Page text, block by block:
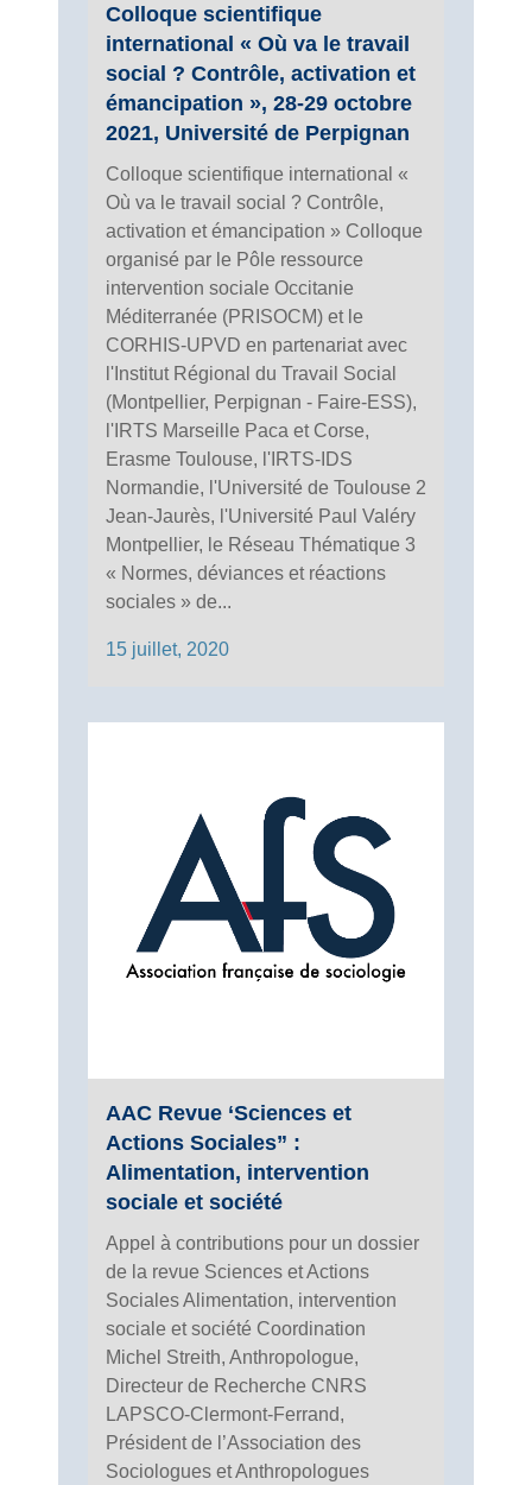
Colloque scientifique
international « Où va le travail
social ? Contrôle, activation et
émancipation », 28-29 octobre
2021, Université de Perpignan
Colloque scientifique international «
Où va le travail social ? Contrôle,
activation et émancipation » Colloque
organisé par le Pôle ressource
intervention sociale Occitanie
Méditerranée (PRISOCM) et le
CORHIS-UPVD en partenariat avec
l'Institut Régional du Travail Social
(Montpellier, Perpignan - Faire-ESS),
l'IRTS Marseille Paca et Corse,
Erasme Toulouse, l'IRTS-IDS
Normandie, l'Université de Toulouse 2
Jean-Jaurès, l'Université Paul Valéry
Montpellier, le Réseau Thématique 3
« Normes, déviances et réactions
sociales » de...
15 juillet, 2020
AAC Revue ‘Sciences et
Actions Sociales” :
Alimentation, intervention
sociale et société
Appel à contributions pour un dossier
de la revue Sciences et Actions
Sociales Alimentation, intervention
sociale et société Coordination
Michel Streith, Anthropologue,
Directeur de Recherche CNRS
LAPSCO-Clermont-Ferrand,
Président de l’Association des
Sociologues et Anthropologues